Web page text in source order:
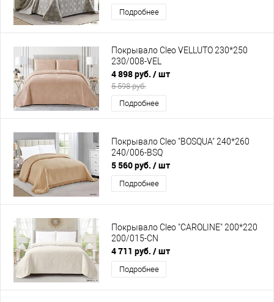
Подробнее
Покрывало Cleo VELLUTO 230*250
230/008-VEL
4 898 руб. / шт
5 598 руб.
Подробнее
Покрывало Cleo "BOSQUA" 240*260
240/006-BSQ
5 560 руб. / шт
Подробнее
Покрывало Cleo "CAROLINE" 200*220
200/015-CN
4 711 руб. / шт
Подробнее